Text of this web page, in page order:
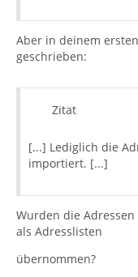
Aber in deinem
geschrieben:
Zitat
[...] Lediglich die
importiert. [...]
Wurden die
als Adresslisten
übernommen?